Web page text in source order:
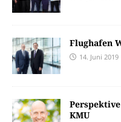
Flughafen
14. Juni 2019
KMU